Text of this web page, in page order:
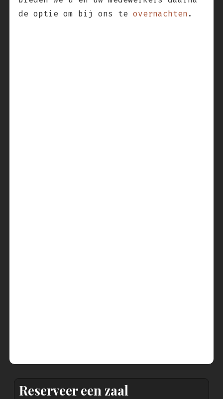
de optie om bij ons teovernachten .
Reserveer een zaal